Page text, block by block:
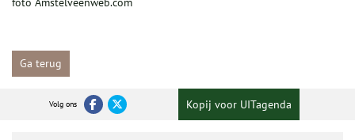
Ga terug
Volg ons Kopij voor UITagenda